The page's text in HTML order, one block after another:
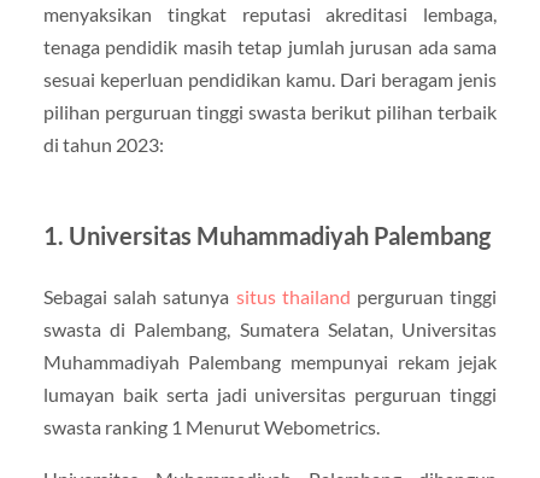
menyaksikan tingkat reputasi akreditasi lembaga,
tenaga pendidik masih tetap jumlah jurusan ada sama
sesuai keperluan pendidikan kamu. Dari beragam jenis
pilihan perguruan tinggi swasta berikut pilihan terbaik
di tahun 2023:
1. Universitas Muhammadiyah Palembang
Sebagai salah satunya situs thailand perguruan tinggi
swasta di Palembang, Sumatera Selatan, Universitas
Muhammadiyah Palembang mempunyai rekam jejak
lumayan baik serta jadi universitas perguruan tinggi
swasta ranking 1 Menurut Webometrics.